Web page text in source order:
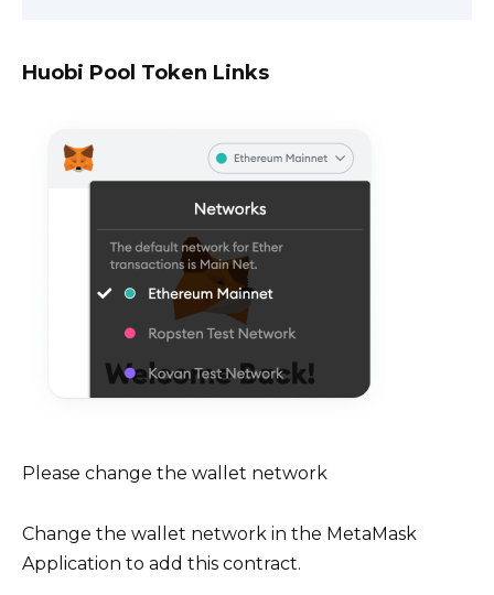
Huobi Pool Token Links
Please change the wallet network
Change the wallet network in the MetaMask
Application to add this contract.